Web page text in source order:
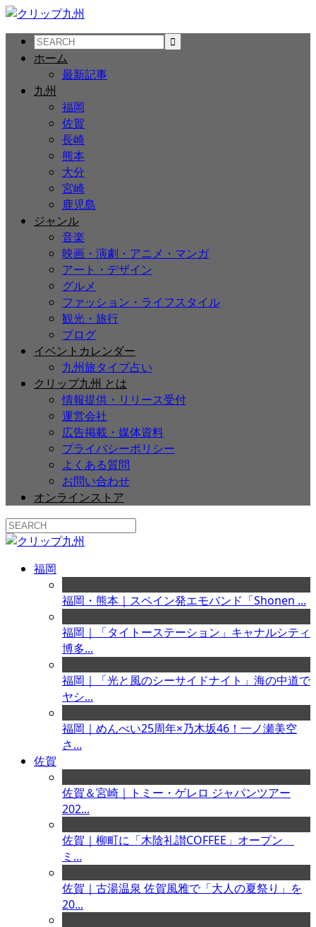
ホーム
最新記事
九州
福岡
佐賀
長崎
熊本
大分
宮崎
鹿児島
ジャンル
音楽
映画・演劇・アニメ・マンガ
アート・デザイン
グルメ
ファッション・ライフスタイル
観光・旅行
ブログ
イベントカレンダー
九州旅タイプ占い
クリップ九州 とは
情報提供・リリース受付
運営会社
広告掲載・媒体資料
プライバシーポリシー
よくある質問
お問い合わせ
オンラインストア
福岡
福岡・熊本｜スペイン発エモバンド「Shonen ...
福岡｜「タイトーステーション」キャナルシティ
博多...
福岡｜「光と風のシーサイドナイト」海の中道で
ヤシ...
福岡｜めんべい25周年×乃木坂46！一ノ瀬美空
さ...
佐賀
佐賀＆宮崎｜トミー・ゲレロ ジャパンツアー
202...
佐賀｜柳町に「木陰礼讃COFFEE」オープン
ミ...
佐賀｜古湯温泉 佐賀風雅で「大人の夏祭り」を
20...